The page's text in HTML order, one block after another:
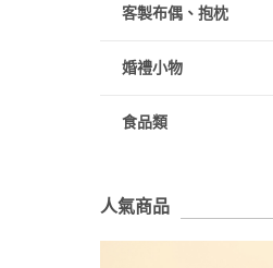
客製布偶、抱枕
婚禮小物
食品類
人氣商品